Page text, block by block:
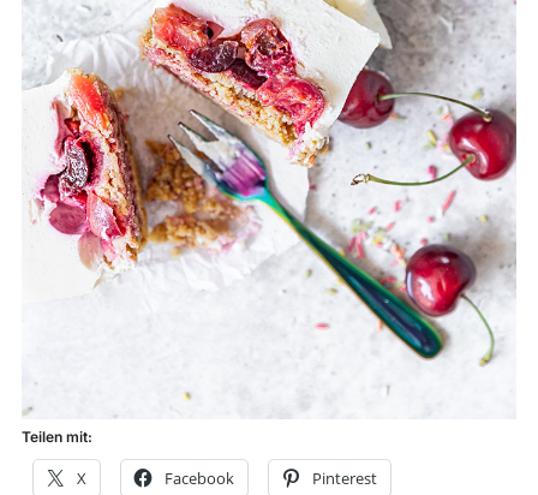
Teilen mit:
X Facebook Pinterest